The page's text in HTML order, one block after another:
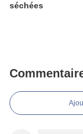
séchées